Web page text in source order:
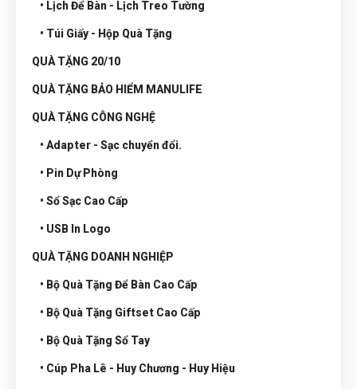
• Lịch Để Bàn - Lịch Treo Tường
• Túi Giấy - Hộp Quà Tặng
QUÀ TẶNG 20/10
QUÀ TẶNG BẢO HIỂM MANULIFE
QUÀ TẶNG CÔNG NGHỆ
• Adapter - Sạc chuyển đổi.
• Pin Dự Phòng
• Sổ Sạc Cao Cấp
• USB In Logo
QUÀ TẶNG DOANH NGHIỆP
• Bộ Quà Tặng Để Bàn Cao Cấp
• Bộ Quà Tặng Giftset Cao Cấp
• Bộ Quà Tặng Sổ Tay
• Cúp Pha Lê - Huy Chương - Huy Hiệu